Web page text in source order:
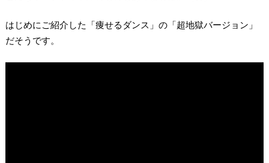
はじめにご紹介した「痩せるダンス」の「超地獄バージョン」
だそうです。